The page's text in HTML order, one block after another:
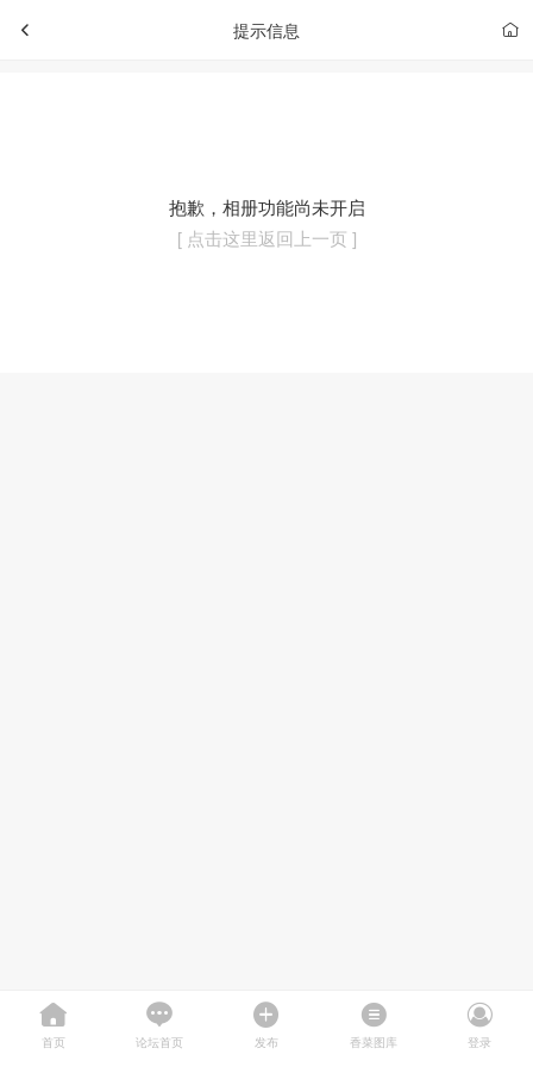
提示信息
抱歉，相册功能尚未开启
[ 点击这里返回上一页 ]
首页 论坛首页 发布 香菜图库 登录